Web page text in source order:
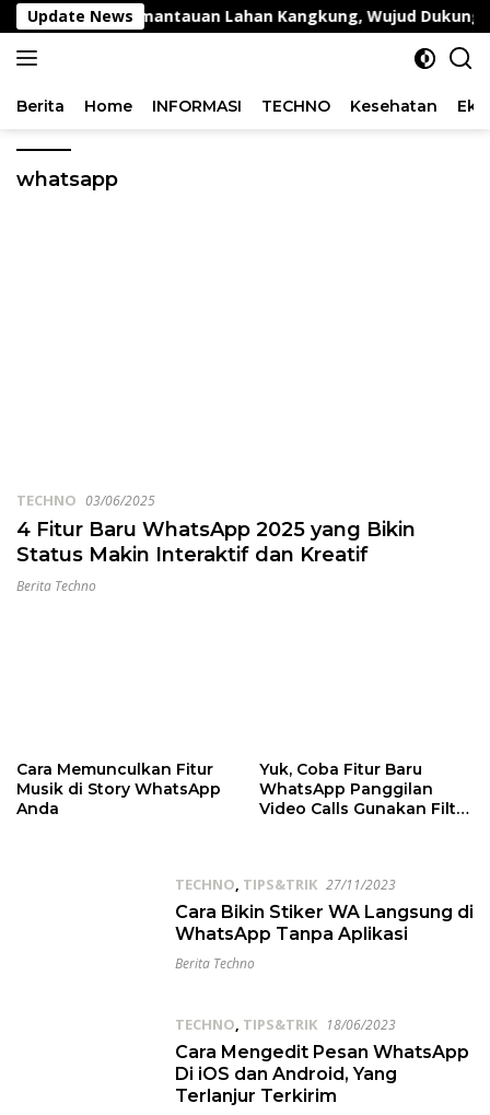
Langsung
ke
konten
Update News
Lakukan Pemantauan Lahan Kangkung, Wujud Dukungan
Berita Home INFORMASI TECHNO Kesehatan
whatsapp
TECHNO 03/06/2025
4 Fitur Baru WhatsApp 2025 yang Bikin
Status Makin Interaktif dan Kreatif
Berita Techno
Cara Memunculkan Fitur
Musik di Story WhatsApp
Anda
Yuk, Coba Fitur Baru
WhatsApp Panggilan
Video Calls Gunakan Filter
TECHNO, TIPS&TRIK 27/11/2023
Cara Bikin Stiker WA Langsung di
WhatsApp Tanpa Aplikasi
Berita Techno
TECHNO, TIPS&TRIK 18/06/2023
Cara Mengedit Pesan WhatsApp
Di iOS dan Android, Yang
Terlanjur Terkirim